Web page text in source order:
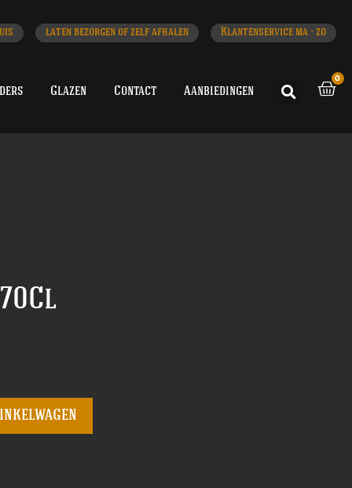
laten bezorgen of zelf afhalen Klantenservice ma - zo
Glazen Contact Aanbiedingen
0